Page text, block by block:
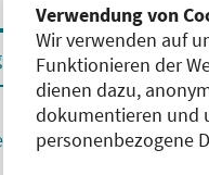
Verwendung von
Wir verwenden auf
Funktionieren der
dienen dazu,
dokumentieren und
personenbezogene
Fortbildungen